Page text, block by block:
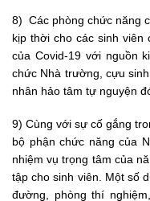
8) Các phòng chức năng
kịp thời cho các sinh viên
của Covid-19 với nguồn
chức Nhà trường, cựu
nhân hảo tâm tự nguyện
9) Cùng với sự cố gắng
bộ phận chức năng của
nhiệm vụ trọng tâm của
tập cho sinh viên. Một số
đường, phòng thí